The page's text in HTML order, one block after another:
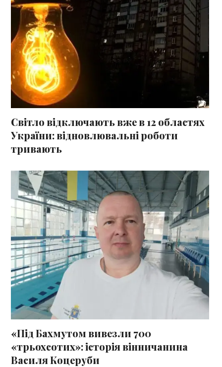
Світло відключають вже в 12 областях
України: відновлювальні роботи
тривають
«Під Бахмутом вивезли 700
«трьохсотих»: історія вінничанина
Василя Коцеруби